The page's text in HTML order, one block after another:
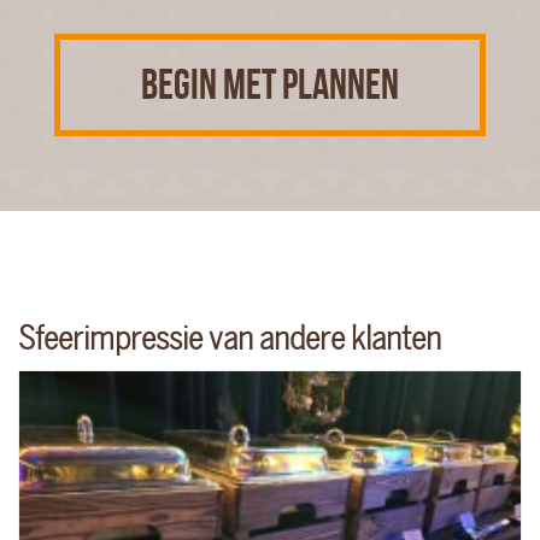
BEGIN MET PLANNEN
Sfeerimpressie van andere klanten